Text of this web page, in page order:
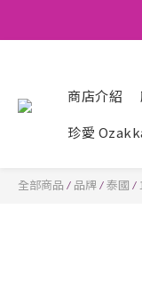
商店介紹
珍愛
全部商品 / 品牌 / 泰國 /